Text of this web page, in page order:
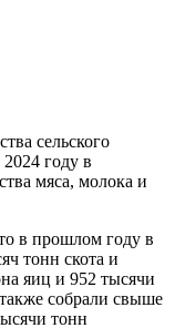
сельского
2024 году в
мяса, молока и
в прошлом году в
тонн скота и
яиц и 952 тысячи
собрали свыше
тонн